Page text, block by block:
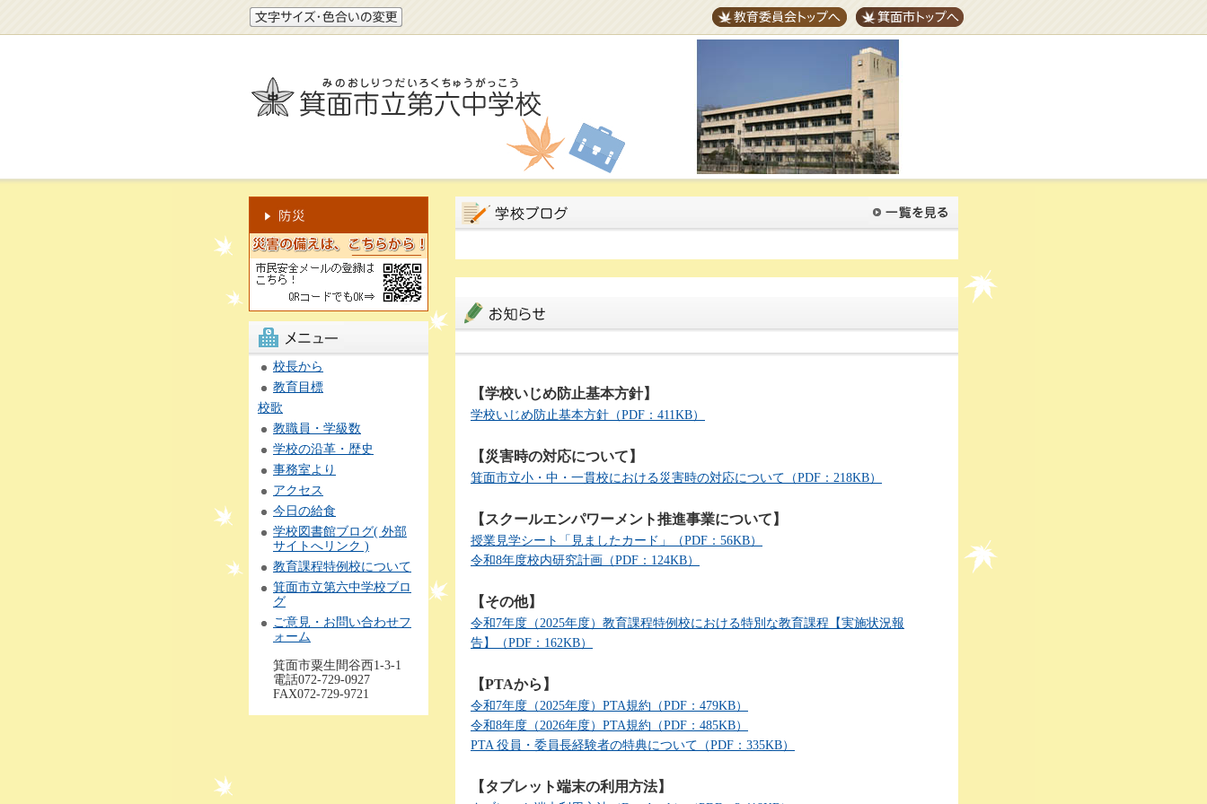
文字サイズ・色合いの変更 教育委員会トップへ 箕面市トップへ
市民安全メールの登録はこち
ら！ 2次元コードでもOK
校長から
教育目標
校歌
教職員・学級数
学校の沿革・歴史
事務室より
アクセス
今日の給食
学校図書館ブログ( 外部
サイトへリンク )
教育課程特例校について
箕面市立第六中学校ブロ
グ
ご意見・お問い合わせフ
ォーム
箕面市粟生間谷西1-3-1
電話072-729-0927
FAX072-729-9721
【学校いじめ防止基本方針】
学校いじめ防止基本方針（PDF：411KB）
【災害時の対応について】
箕面市立小・中・一貫校における災害時の対応について（PDF：218KB）
【スクールエンパワーメント推進事業について】
授業見学シート「見ましたカード」（PDF：56KB）
令和8年度校内研究計画（PDF：124KB）
【その他】
令和7年度（2025年度）教育課程特例校における特別な教育課程【実施状況報
告】（PDF：162KB）
【PTAから】
令和7年度（2025年度）PTA規約（PDF：479KB）
令和8年度（2026年度）PTA規約（PDF：485KB）
PTA 役員・委員長経験者の特典について（PDF：335KB）
【タブレット端末の利用方法】